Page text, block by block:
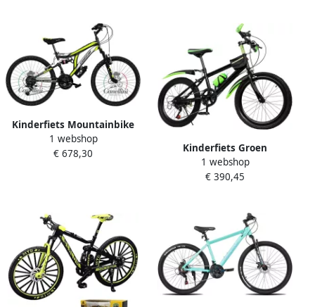
Kinderfiets Mountainbike
Buiten Fietsen Dubbele
Schokdempers 24 Inch
1 webshop
€ 678,30
Kinderfiets Groen
Mountainbike Jongens
Buiten Fietsen 7
1 webshop
€ 390,45